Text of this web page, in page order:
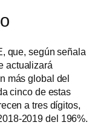
que, según señala
actualizará
más global del
cinco de estas
a tres dígitos,
2019 del 196%.